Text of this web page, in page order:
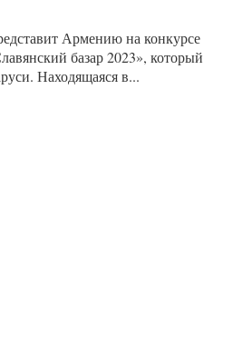
Армению на конкурсе
базар 2023», который
Находящаяся в...